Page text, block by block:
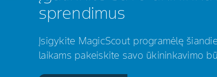
sprendimus
Įsigykite MagicScout programėlę
laikams pakeiskite savo ūkininkavimo